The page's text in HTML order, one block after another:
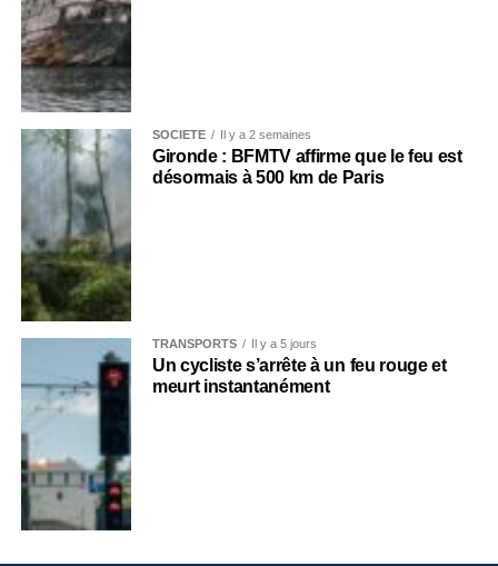
SOCIÉTÉ Il y a 2 semaines
Gironde : BFMTV affirme que le feu est
désormais à 500 km de Paris
TRANSPORTS Il y a 5 jours
Un cycliste s’arrête à un feu rouge et
meurt instantanément